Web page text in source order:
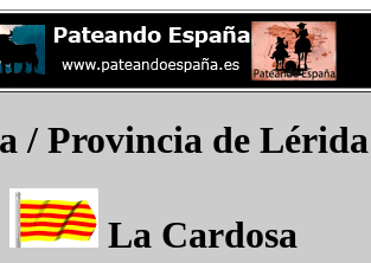
/ Provincia de
La Cardosa